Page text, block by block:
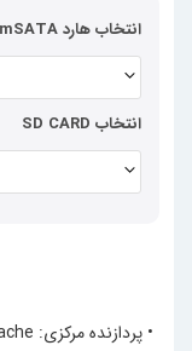
• پردازنده مرکزی:
انتخاب هارد mSATA
انتخاب SD CARD